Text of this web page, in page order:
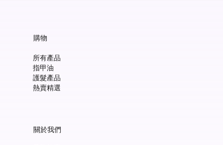
購物
所有產品
指甲油
護髮產品
熱賣精選
關於我們